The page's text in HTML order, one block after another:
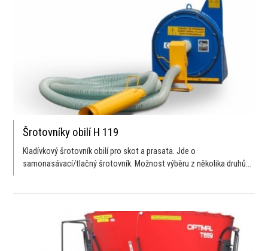
Šrotovníky obilí H 119
Kladívkový šrotovník obilí pro skot a prasata. Jde o
samonasávací/tlačný šrotovník. Možnost výběru z několika druhů...